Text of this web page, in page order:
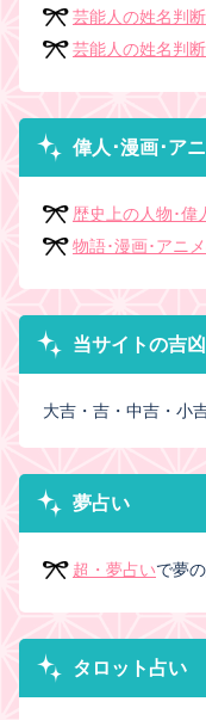
芸能人の姓名判断
芸能人の姓名判断
偉人･漫画･ア
歴史上の人物･偉
物語･漫画･アニ
当サイトの吉
大吉・吉・中吉・小
夢占い
超・夢占いで夢
タロット占い